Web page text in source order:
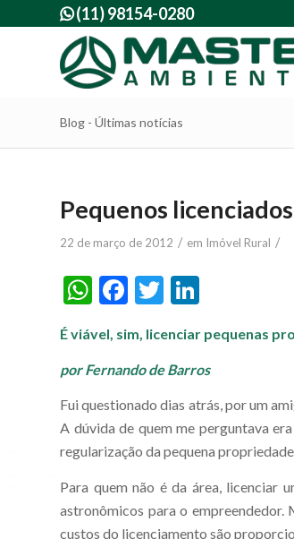
(11) 98154-0280
Blog - Últimas notícias
Pequenos licenciados
22 de março de 2012 / em Imóvel Rural /
WhatsApp
Facebook
Twitter
É viável, sim, licenciar pequenas
por Fernando de Barros
Fui questionado dias atrás, por um
A dúvida de quem me perguntava
regularização da pequena
Para quem não é da área, licenciar
astronômicos para o empreendedor.
custos do licenciamento são